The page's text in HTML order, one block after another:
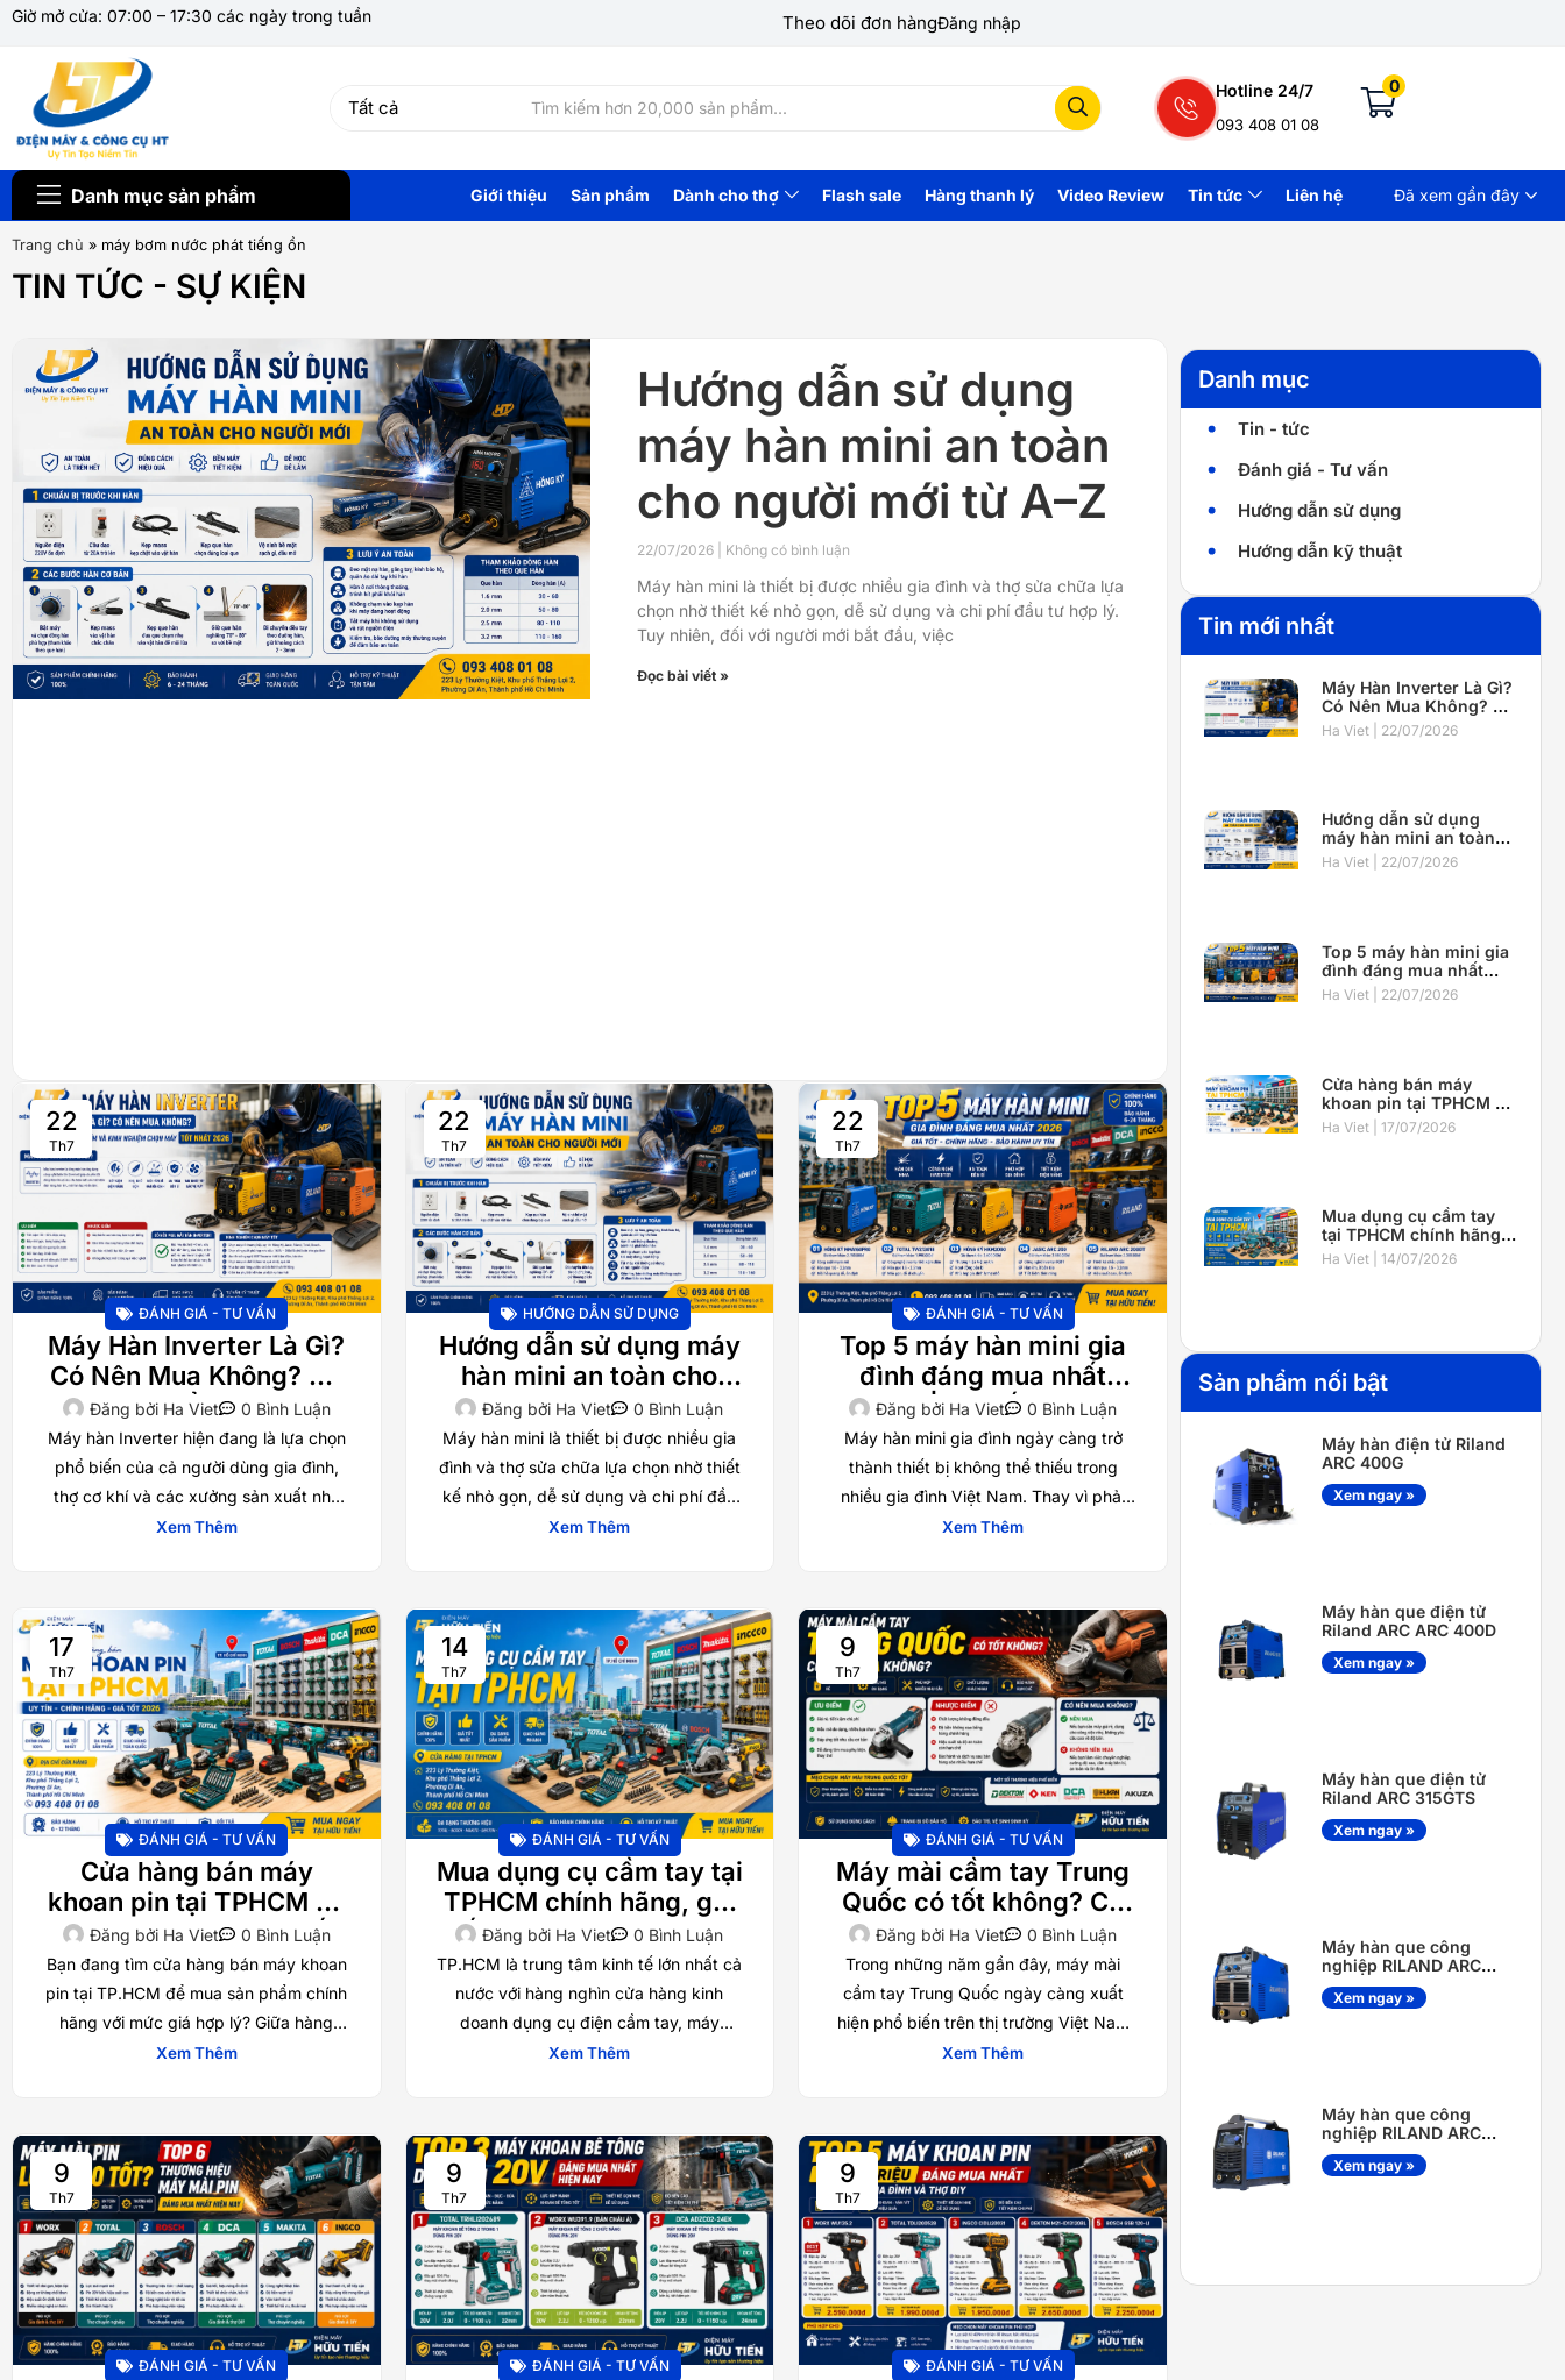
Giờ mở cửa: 07:00 – 17:30 các ngày trong tuần Theo dõi đơn hàngĐăng nhập
Hotline 24/7
093 408 01 08
0
Danh mục sản phẩm Giới thiệu Sản phẩm Dành cho thợ Flash sale Hàng thanh lý Video Review Tin tức Liên hệ Đã xem gần đây
Trang chủ » máy bơm nước phát tiếng ồn
TIN TỨC - SỰ KIỆN
Hướng dẫn sử dụng
máy hàn mini an toàn
cho người mới từ A–Z
22/07/2026 Không có bình luận
Máy hàn mini là thiết bị được nhiều gia đình và thợ sửa chữa lựa
chọn nhờ thiết kế nhỏ gọn, dễ sử dụng và chi phí đầu tư hợp lý.
Tuy nhiên, đối với người mới bắt đầu, việc
Đọc bài viết »
22
Th7
ĐÁNH GIÁ - TƯ VẤN
Máy Hàn Inverter Là Gì?
Có Nên Mua Không? Ưu
Nhược Điểm Và Kinh
Nghiệm Chọn Máy Tốt
Nhất 2026
Đăng bởiHa Viet
0 Bình Luận
Máy hàn Inverter hiện đang là lựa chọn
phổ biến của cả người dùng gia đình,
thợ cơ khí và các xưởng sản xuất nhờ
thiết kế nhỏ gọn, khả
Xem Thêm
22
Th7
HƯỚNG DẪN SỬ DỤNG
Hướng dẫn sử dụng máy
hàn mini an toàn cho
người mới từ A–Z
Đăng bởi Ha Viet
0 Bình Luận
Máy hàn mini là thiết bị được nhiều gia
đình và thợ sửa chữa lựa chọn nhờ thiết
kế nhỏ gọn, dễ sử dụng và chi phí đầu
tư hợp
Xem Thêm
22
Th7
ĐÁNH GIÁ - TƯ VẤN
Top 5 máy hàn mini gia
đình đáng mua nhất
2026 | Giá tốt, chính
hãng
Đăng bởi Ha Viet
0 Bình Luận
Máy hàn mini gia đình ngày càng trở
thành thiết bị không thể thiếu trong
nhiều gia đình Việt Nam. Thay vì phải
thuê thợ cho những công việc đơn
Xem Thêm
17
Th7
ĐÁNH GIÁ - TƯ VẤN
Cửa hàng bán máy
khoan pin tại TPHCM uy
tín, chính hãng, giá tốt
2026
Đăng bởiHa Viet
0 Bình Luận
Bạn đang tìm cửa hàng bán máy khoan
pin tại TP.HCM để mua sản phẩm chính
hãng với mức giá hợp lý? Giữa hàng
trăm cửa hàng dụng cụ điện
Xem Thêm
14
Th7
ĐÁNH GIÁ - TƯ VẤN
Mua dụng cụ cầm tay tại
TPHCM chính hãng, giá
tốt – Địa chỉ uy tín cho
thợ và gia đình 2026
Đăng bởi Ha Viet
0 Bình Luận
TP.HCM là trung tâm kinh tế lớn nhất cả
nước với hàng nghìn cửa hàng kinh
doanh dụng cụ điện cầm tay, máy
khoan, máy mài, máy siết bu lông,
Xem Thêm
9
Th7
ĐÁNH GIÁ - TƯ VẤN
Máy mài cầm tay Trung
Quốc có tốt không? Có
nên mua không?
Đăng bởi Ha Viet
0 Bình Luận
Trong những năm gần đây, máy mài
cầm tay Trung Quốc ngày càng xuất
hiện phổ biến trên thị trường Việt Nam
với mức giá đa dạng, từ vài trăm
Xem Thêm
9
Th7
ĐÁNH GIÁ - TƯ VẤN
9
Th7
ĐÁNH GIÁ - TƯ VẤN
9
Th7
ĐÁNH GIÁ - TƯ VẤN
Danh mục
Tin - tức
Đánh giá - Tư vấn
Hướng dẫn sử dụng
Hướng dẫn kỹ thuật
Tin mới nhất
Máy Hàn Inverter Là Gì?
Có Nên Mua Không? Ưu
Nhược Điểm Và Kinh
Nghiệm Chọn Máy Tốt
Ha Viet 22/07/2026
Hướng dẫn sử dụng
máy hàn mini an toàn
cho người mới từ A–Z
Ha Viet 22/07/2026
Top 5 máy hàn mini gia
đình đáng mua nhất
2026 | Giá tốt, chính
Ha Viet 22/07/2026
Cửa hàng bán máy
khoan pin tại TPHCM uy
tín, chính hãng, giá tốt
Ha Viet 17/07/2026
Mua dụng cụ cầm tay
tại TPHCM chính hãng,
giá tốt – Địa chỉ uy tín
cho thợ và gia đình
Ha Viet 14/07/2026
Sản phẩm nối bật
Máy hàn điện tử Riland
ARC 400G
Xem ngay »
Máy hàn que điện tử
Riland ARC ARC 400D
Xem ngay »
Máy hàn que điện tử
Riland ARC 315GTS
Xem ngay »
Máy hàn que công
nghiệp RILAND ARC
315D
Xem ngay »
Máy hàn que công
nghiệp RILAND ARC
400DS
Xem ngay »